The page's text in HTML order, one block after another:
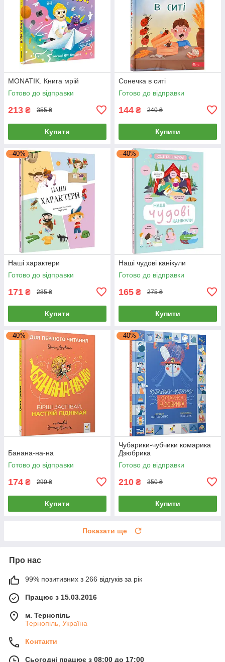
MONATIK. Книга мрій
Готово до відправки
213 ₴ 355 ₴
Купити
Сонечка в ситі
Готово до відправки
144 ₴ 240 ₴
Купити
–40%
Наші характери
Готово до відправки
171 ₴ 285 ₴
Купити
–40%
Наші чудові канікули
Готово до відправки
165 ₴ 275 ₴
Купити
–40%
Банана-на-на
Готово до відправки
174 ₴ 290 ₴
Купити
–40%
Чубарики-чубчики комарика
Дзюбрика
Готово до відправки
210 ₴ 350 ₴
Купити
Показати ще
Про нас
99% позитивних з 266 відгуків за рік
Працює з 15.03.2016
м. Тернопіль
Тернопіль, Україна
Контакти
Сьогодні працює з 08:00 до 17:00